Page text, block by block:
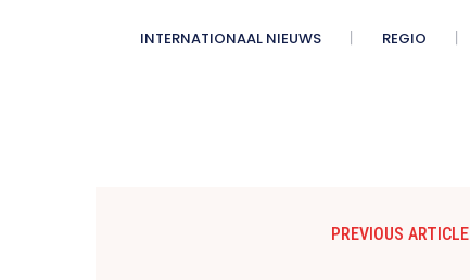
INTERNATIONAAL NIEUWS REGIO
PREVIOUS ARTICLE